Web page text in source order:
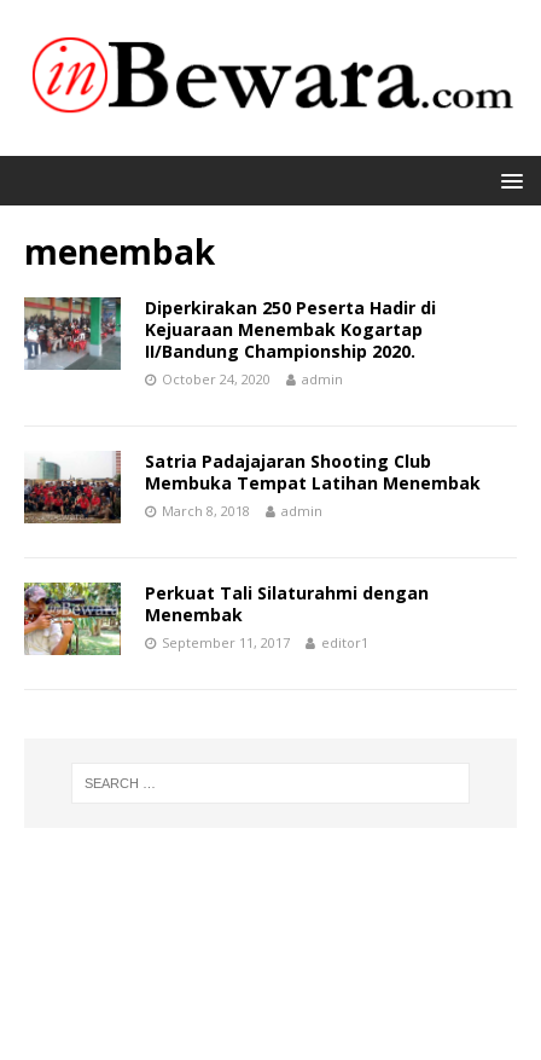
menembak
Diperkirakan 250 Peserta Hadir di
Kejuaraan Menembak Kogartap
II/Bandung Championship 2020.
October 24, 2020 admin
Satria Padajajaran Shooting Club
Membuka Tempat Latihan Menembak
March 8, 2018 admin
Perkuat Tali Silaturahmi dengan
Menembak
September 11, 2017 editor1